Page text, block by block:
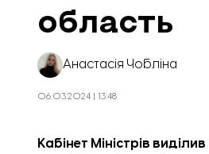
область
Анастасія Чобліна
06.03.2024 | 13:48
Кабінет Міністрів